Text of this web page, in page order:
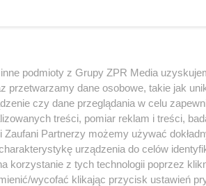
- kto wystąpi w piątek?
letni sezon muzyczny. W ostatni weekend
największe gwiazdy wszystkich pokoleń
podmioty z Grupy ZPR Media
przetwarzamy dane osobowe, takie jak
czy dane przeglądania w celu
treści, pomiar reklam i treści,
Partnerzy możemy używać
urządzenia do celów
korzystanie z tych technologii poprzez
wycofać klikając przycisk ustawień